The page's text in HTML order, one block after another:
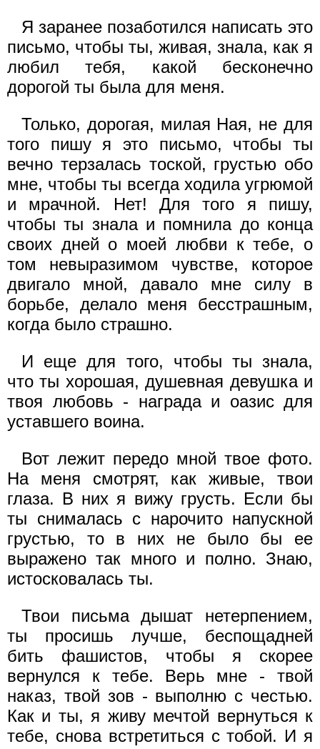
Я заранее позаботился написать это
письмо, чтобы ты, живая, знала, как я
любил тебя, какой бесконечно
дорогой ты была для меня.
Только, дорогая, милая Ная, не для
того пишу я это письмо, чтобы ты
вечно терзалась тоской, грустью обо
мне, чтобы ты всегда ходила угрюмой
и мрачной. Нет! Для того я пишу,
чтобы ты знала и помнила до конца
своих дней о моей любви к тебе, о
том невыразимом чувстве, которое
двигало мной, давало мне силу в
борьбе, делало меня бесстрашным,
когда было страшно.
И еще для того, чтобы ты знала,
что ты хорошая, душевная девушка и
твоя любовь - награда и оазис для
уставшего воина.
Вот лежит передо мной твое фото.
На меня смотрят, как живые, твои
глаза. В них я вижу грусть. Если бы
ты снималась с нарочито напускной
грустью, то в них не было бы ее
выражено так много и полно. Знаю,
истосковалась ты.
Твои письма дышат нетерпением,
ты просишь лучше, беспощадней
бить фашистов, чтобы я скорее
вернулся к тебе. Верь мне - твой
наказ, твой зов - выполню с честью.
Как и ты, я живу мечтой вернуться к
тебе, снова встретиться с тобой. И я